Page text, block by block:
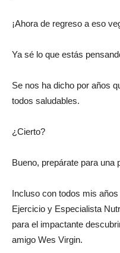
¡Ahora de regreso a eso
Ya sé lo que estás
Se nos ha dicho por años
todos saludables.
¿Cierto?
Bueno, prepárate para una
Incluso con todos mis
Ejercicio y Especialista
para el impactante
amigo Wes Virgin.